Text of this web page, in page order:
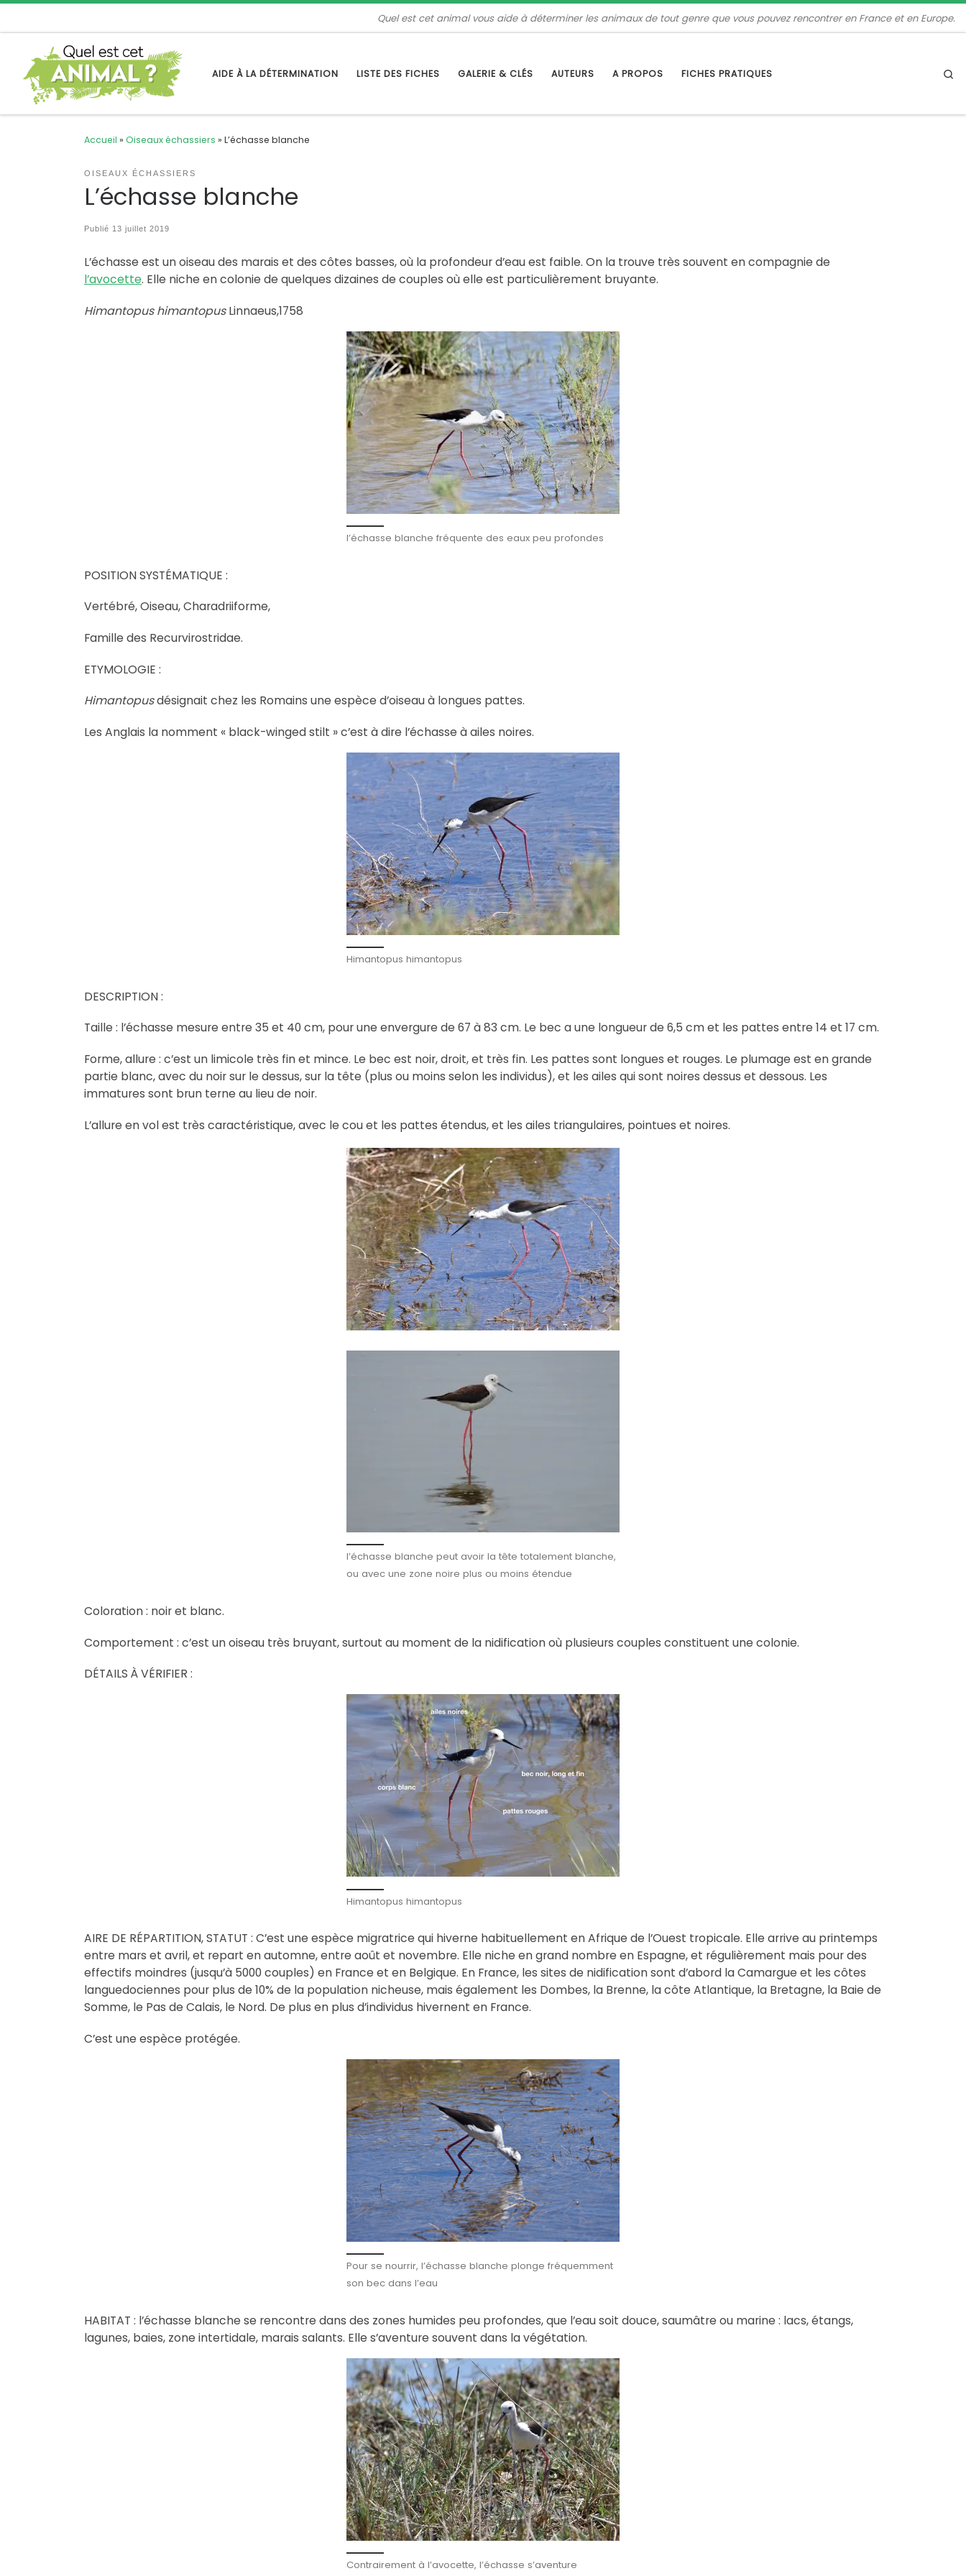
Quel est cet animal vous aide à déterminer les animaux de tout genre que vous pouvez rencontrer en France et en Europe.
AIDE À LA DÉTERMINATION LISTE DES FICHES GALERIE & CLÉS AUTEURS A PROPOS FICHES PRATIQUES
Accueil » Oiseaux échassiers » L’échasse blanche
OISEAUX ÉCHASSIERS
L’échasse blanche
Publié 13 juillet 2019
L’échasse est un oiseau des marais et des côtes basses, où la profondeur d’eau est faible. On la trouve très souvent en compagnie de
l’avocette. Elle niche en colonie de quelques dizaines de couples où elle est particulièrement bruyante.
Himantopus himantopusLinnaeus,1758
l’échasse blanche fréquente des eaux peu profondes
POSITION SYSTÉMATIQUE :
Vertébré, Oiseau, Charadriiforme,
Famille des Recurvirostridae.
ETYMOLOGIE :
Himantopusdésignait chez les Romains une espèce d’oiseau à longues pattes.
Les Anglais la nomment « black-winged stilt » c’est à dire l’échasse à ailes noires.
Himantopus himantopus
DESCRIPTION :
Taille : l’échasse mesure entre 35 et 40 cm, pour une envergure de 67 à 83 cm. Le bec a une longueur de 6,5 cm et les pattes entre 14 et 17 cm.
Forme, allure : c’est un limicole très fin et mince. Le bec est noir, droit, et très fin. Les pattes sont longues et rouges. Le plumage est en grande
partie blanc, avec du noir sur le dessus, sur la tête (plus ou moins selon les individus), et les ailes qui sont noires dessus et dessous. Les
immatures sont brun terne au lieu de noir.
L’allure en vol est très caractéristique, avec le cou et les pattes étendus, et les ailes triangulaires, pointues et noires.
l’échasse blanche peut avoir la tête totalement blanche,
ou avec une zone noire plus ou moins étendue
Coloration : noir et blanc.
Comportement : c’est un oiseau très bruyant, surtout au moment de la nidification où plusieurs couples constituent une colonie.
DÉTAILS À VÉRIFIER :
Himantopus himantopus
AIRE DE RÉPARTITION, STATUT : C’est une espèce migratrice qui hiverne habituellement en Afrique de l’Ouest tropicale. Elle arrive au printemps
entre mars et avril, et repart en automne, entre août et novembre. Elle niche en grand nombre en Espagne, et régulièrement mais pour des
effectifs moindres (jusqu’à 5000 couples) en France et en Belgique. En France, les sites de nidification sont d’abord la Camargue et les côtes
languedociennes pour plus de 10% de la population nicheuse, mais également les Dombes, la Brenne, la côte Atlantique, la Bretagne, la Baie de
Somme, le Pas de Calais, le Nord. De plus en plus d’individus hivernent en France.
C’est une espèce protégée.
Pour se nourrir, l’échasse blanche plonge fréquemment
son bec dans l’eau
HABITAT : l’échasse blanche se rencontre dans des zones humides peu profondes, que l’eau soit douce, saumâtre ou marine : lacs, étangs,
lagunes, baies, zone intertidale, marais salants. Elle s’aventure souvent dans la végétation.
Contrairement à l’avocette, l’échasse s’aventure